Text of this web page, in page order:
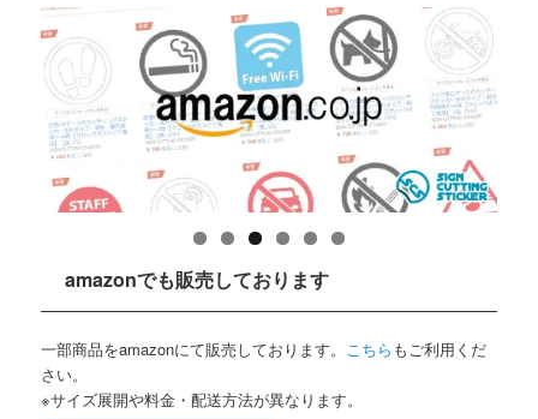
amazonでも販売しております
一部商品をamazonにて販売しております。 こちら もご利用くだ
さい。
※サイズ展開や料金・配送方法が異なります。